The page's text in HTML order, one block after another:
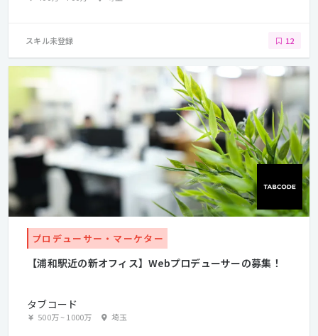
スキル未登録 12
プロデューサー・マーケター
【浦和駅近の新オフィス】Webプロデューサーの募集！
タブコード
500万~1000万 埼玉